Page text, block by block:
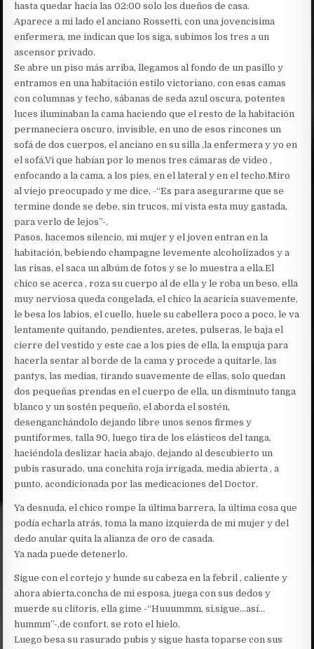
hasta quedar hacia las 02:00 solo los dueños de casa.
Aparece a mi lado el anciano Rossetti, con una jovencisima
enfermera, me indican que los siga, subimos los tres a un
ascensor privado.
Se abre un piso más arriba, llegamos al fondo de un pasillo y
entramos en una habitación estilo victoriano, con esas camas
con columnas y techo, sábanas de seda azul oscura, potentes
luces iluminaban la cama haciendo que el resto de la habitación
permaneciera oscuro, invisible, en uno de esos rincones un
sofá de dos cuerpos, el anciano en su silla ,la enfermera y yo en
el sofá.Vi que habían por lo menos tres cámaras de video ,
enfocando a la cama, a los pies, en el lateral y en el techo.Miro
al viejo preocupado y me dice, -“Es para asegurarme que se
termine donde se debe, sin trucos, mi vista esta muy gastada,
para verlo de lejos”-.
Pasos, hacemos silencio, mi mujer y el joven entran en la
habitación, bebiendo champagne levemente alcoholizados y a
las risas, el saca un albúm de fotos y se lo muestra a ella.El
chico se acerca , roza su cuerpo al de ella y le roba un beso, ella
muy nerviosa queda congelada, el chico la acaricia suavemente,
le besa los labios, el cuello, huele su cabellera poco a poco, le va
lentamente quitando, pendientes, aretes, pulseras, le baja el
cierre del vestido y este cae a los pies de ella, la empuja para
hacerla sentar al borde de la cama y procede a quitarle, las
pantys, las medias, tirando suavemente de ellas, solo quedan
dos pequeñas prendas en el cuerpo de ella, un disminuto tanga
blanco y un sostén pequeño, el aborda el sostén,
desenganchándolo dejando libre unos senos firmes y
puntiformes, talla 90, luego tira de los elásticos del tanga,
haciéndola deslizar hacia abajo, dejando al descubierto un
pubis rasurado, una conchita roja irrigada, media abierta , a
punto, acondicionada por las medicaciones del Doctor.
Ya desnuda, el chico rompe la última barrera, la última cosa que
podía echarla atrás, toma la mano izquierda de mi mujer y del
dedo anular quita la alianza de oro de casada.
Ya nada puede detenerlo.
Sigue con el cortejo y hunde su cabeza en la febril , caliente y
ahora abierta,concha de mi esposa, juega con sus dedos y
muerde su clítoris, ella gime -“Huuummm, si,sigue…así…
hummm”-,de confort, se roto el hielo.
Luego besa su rasurado pubis y sigue hasta toparse con sus